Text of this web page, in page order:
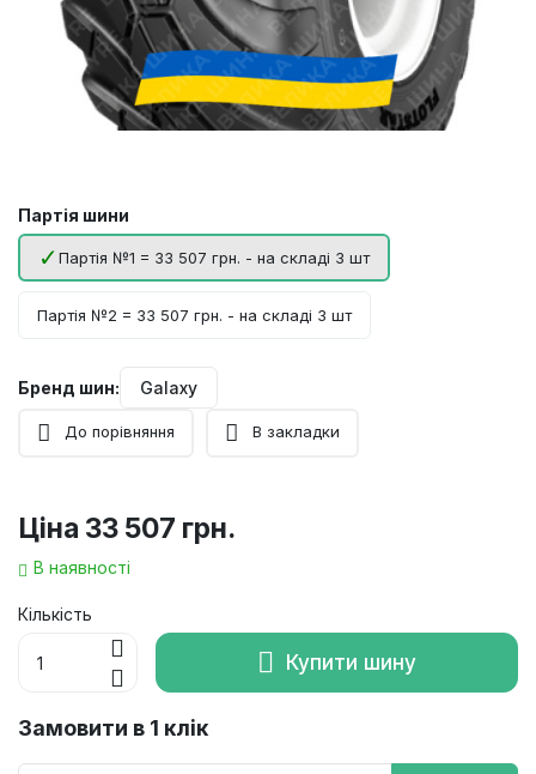
Партія шини
Партія №1 = 33 507 грн. - на складі 3 шт
Партія №2 = 33 507 грн. - на складі 3 шт
Бренд шин: Galaxy
До порівняння В закладки
Ціна 33 507 грн.
В наявності
Кількість
Купити шину
Замовити в 1 клік